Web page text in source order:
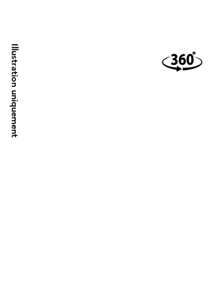
Illustration uniquement